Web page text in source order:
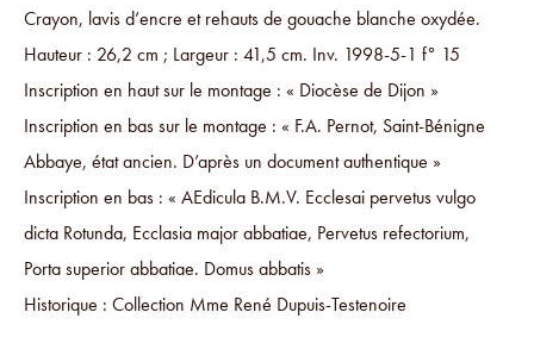
Crayon, lavis d’encre et rehauts de gouache blanche oxydée.
Hauteur : 26,2 cm ; Largeur : 41,5 cm. Inv. 1998-5-1 f° 15
Inscription en haut sur le montage : « Diocèse de Dijon »
Inscription en bas sur le montage : « F.A. Pernot, Saint-Bénigne
Abbaye, état ancien. D’après un document authentique »
Inscription en bas : « AEdicula B.M.V. Ecclesai pervetus vulgo
dicta Rotunda, Ecclasia major abbatiae, Pervetus refectorium,
Porta superior abbatiae. Domus abbatis »
Historique : Collection Mme René Dupuis-Testenoire